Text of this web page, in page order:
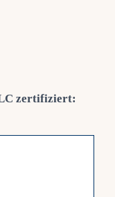
zertifiziert: